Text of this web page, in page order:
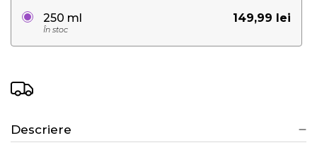
149,99 lei
250 ml
În stoc
Descriere